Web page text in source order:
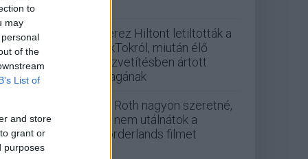
to
may
of the
List of
and store
grant or
purposes
Perez Hiltont letiltották a
TikTokról, miután élő
közvetítésben ártott
magának
Eli Roth nagyon szeretné,
ha nem utálnátok a
Borderlands filmet